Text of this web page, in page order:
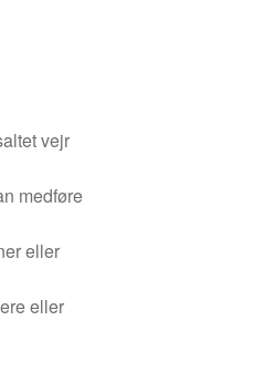
vejr
medføre
eller
eller